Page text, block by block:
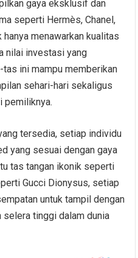
gaya eksklusif dan
seperti Hermès, Chanel,
menawarkan kualitas
nilai investasi yang
ini mampu memberikan
sehari-hari sekaligus
pemiliknya.
tersedia, setiap individu
yang sesuai dengan gaya
tas tangan ikonik seperti
Gucci Dionysus, setiap
untuk tampil dengan
selera tinggi dalam dunia